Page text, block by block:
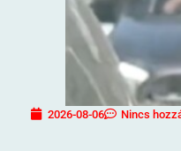
2026-08-06 Nincs